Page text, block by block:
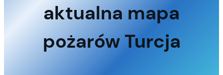
aktualna mapa
pożarów Turcja